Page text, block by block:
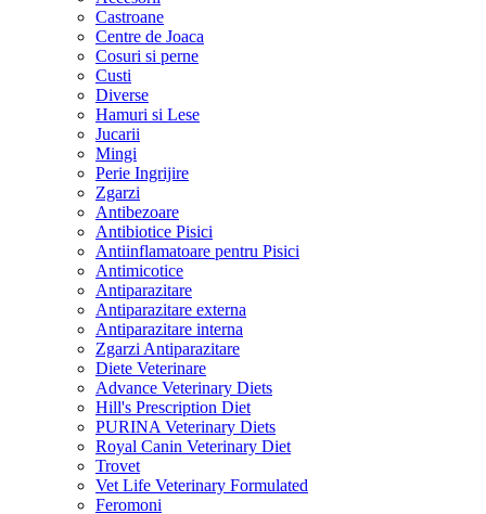
Castroane
Centre de Joaca
Cosuri si perne
Custi
Diverse
Hamuri si Lese
Jucarii
Mingi
Perie Ingrijire
Zgarzi
Antibezoare
Antibiotice Pisici
Antiinflamatoare pentru Pisici
Antimicotice
Antiparazitare
Antiparazitare externa
Antiparazitare interna
Zgarzi Antiparazitare
Diete Veterinare
Advance Veterinary Diets
Hill's Prescription Diet
PURINA Veterinary Diets
Royal Canin Veterinary Diet
Trovet
Vet Life Veterinary Formulated
Feromoni